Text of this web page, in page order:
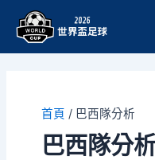
首頁 / 巴西隊分析
巴西隊分